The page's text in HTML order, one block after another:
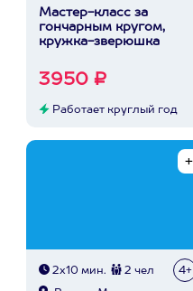
Мастер-класс за
гончарным кругом,
кружка-зверюшка
3950 ₽
Работает круглый год
2х10 мин. 2 чел 4+